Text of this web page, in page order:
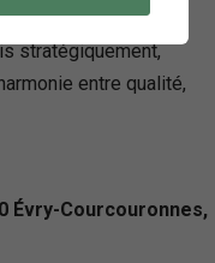
tous. Un réseau
stratégiquement,
entre qualité,
Évry-Courcouronnes,